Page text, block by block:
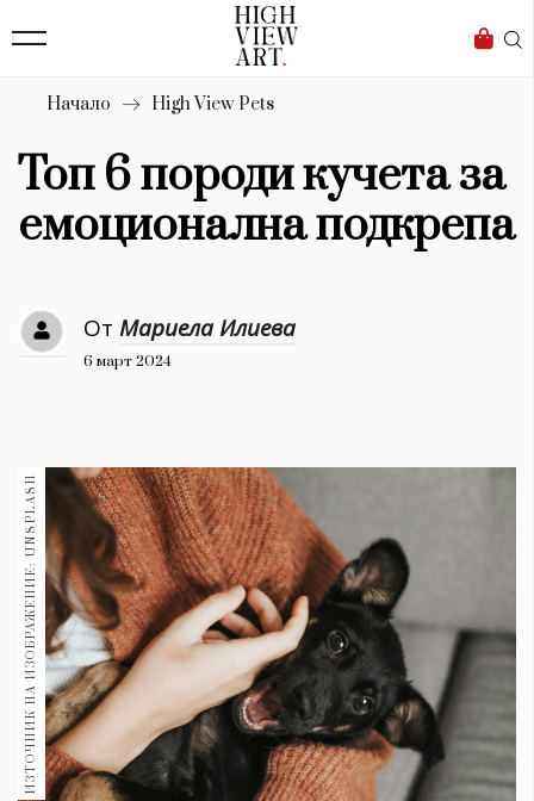
Бизнес
Мода
Dialogue
Изкуство
4340
Красота
777
Книги 1188
30+ 1970
Гурме 1710
Пътувай
237
Здраве 389
Начало High View Pets
Топ 6 породи кучета за
емоционална подкрепа
От Мариела Илиева
6 март 2024
ИЗТОЧНИК НА ИЗОБРАЖЕНИЕ: UNSPLASH